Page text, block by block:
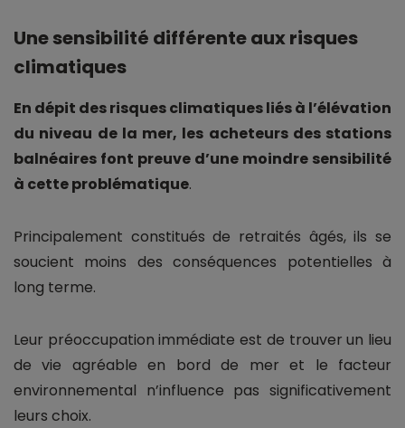
Une sensibilité différente aux risques
climatiques
En dépit des risques climatiques liés à l’élévation
du niveau de la mer, les acheteurs des stations
balnéaires font preuve d’une moindre sensibilité
à cette problématique.
Principalement constitués de retraités âgés, ils se
soucient moins des conséquences potentielles à
long terme.
Leur préoccupation immédiate est de trouver un lieu
de vie agréable en bord de mer et le facteur
environnemental n’influence pas significativement
leurs choix.